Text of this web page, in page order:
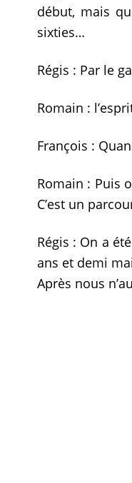
début, mais
sixties…
Régis : Par le
Romain :
François :
Romain : Puis
C’est un
Régis : On a
ans et demi
Après nous